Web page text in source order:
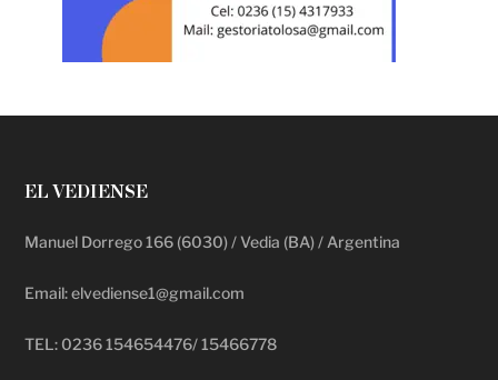
EL VEDIENSE
Manuel Dorrego 166 (6030) / Vedia (BA) / Argentina
Email: elvediense1@gmail.com
TEL: 0236 154654476/ 15466778